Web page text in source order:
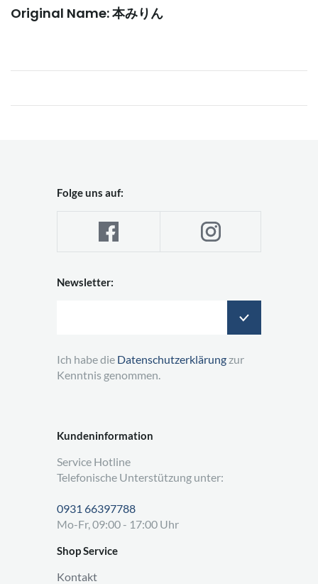
Original Name: 本みりん
Kundeninformation
Service Hotline
Telefonische Unterstützung unter:
0931 66397788
Mo-Fr, 09:00 - 17:00 Uhr
Shop Service
Kontakt
Folge uns auf:
Newsletter:
Ich habe die Datenschutzerklärung zur
Kenntnis genommen.